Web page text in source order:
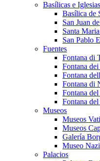
Basílicas e Iglesias
Basílica de
San Juan
Santa
San Pablo
Fuentes
Fontana di
Fontana
Fontana
Fontana di
Fontana
Fontana
Museos
Museos
Museos
Galería
Museo
Palacios